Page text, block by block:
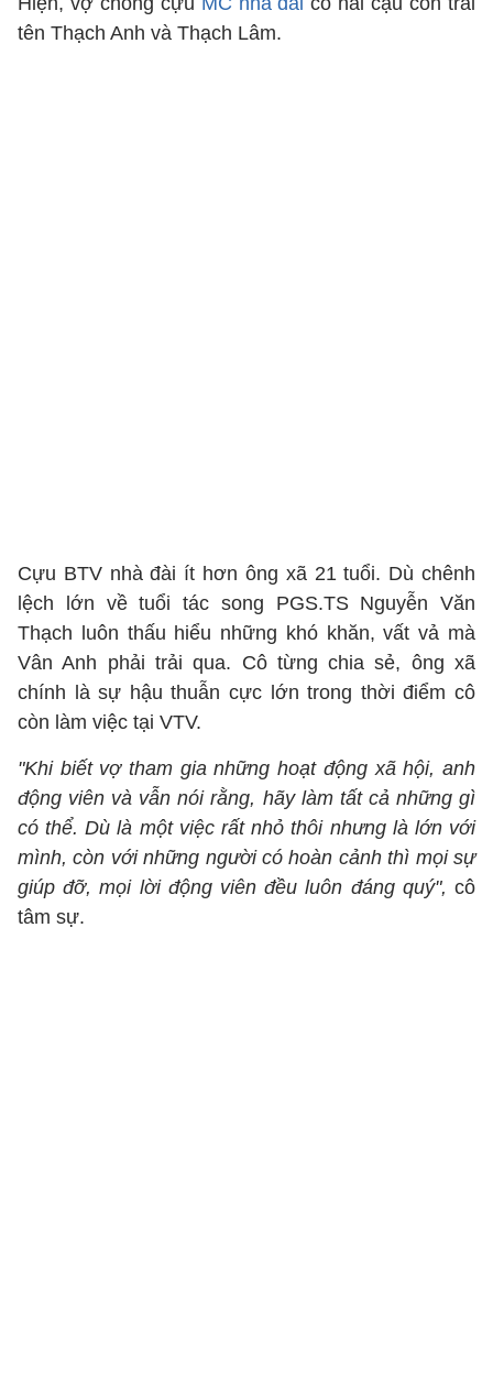
tên Thạch Anh và Thạch Lâm.
Cựu BTV nhà đài ít hơn ông xã 21 tuổi. Dù chênh
lệch lớn về tuổi tác song PGS.TS Nguyễn Văn
Thạch luôn thấu hiểu những khó khăn, vất vả mà
Vân Anh phải trải qua. Cô từng chia sẻ, ông xã
chính là sự hậu thuẫn cực lớn trong thời điểm cô
còn làm việc tại VTV.
"Khi biết vợ tham gia những hoạt động xã hội, anh
động viên và vẫn nói rằng, hãy làm tất cả những gì
có thể. Dù là một việc rất nhỏ thôi nhưng là lớn với
mình, còn với những người có hoàn cảnh thì mọi sự
giúp đỡ, mọi lời động viên đều luôn đáng quý", cô
tâm sự.